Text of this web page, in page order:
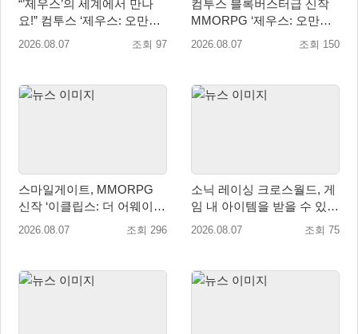
“’제우스’의 세계에서 만나
요!” 컴투스 ‘제우스: 오만의
신’ 쇼케이스 찾은 배우 박지
2026.08.07 조회 97
컴투스 블록버스터급 신작
MMORPG ‘제우스: 오만의
신’, 8월 26일 출시!
2026.08.07 조회 150
스마일게이트, MMORPG
신작 ‘이클립스: 더 어웨이크
닝’ 9월 10일 론칭!
2026.08.07 조회 296
소닉 레이싱 크로스월드, 게
임 내 아이템을 받을 수 있는
‘레전드 대회 라운드 7’ 개최!
2026.08.07 조회 75